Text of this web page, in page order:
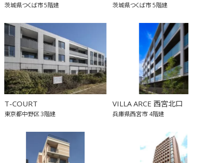
茨城県つくば市5階建 茨城県つくば市5階建
T-COURT
東京都中野区3階建
VILLA ARCE 西宮北口
兵庫県西宮市 4階建